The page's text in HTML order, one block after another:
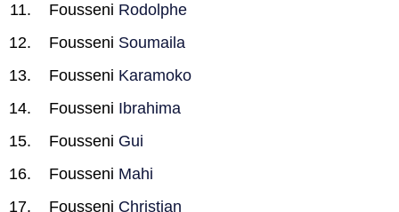
Fousseni Rodolphe
Fousseni Soumaila
Fousseni Karamoko
Fousseni Ibrahima
Fousseni Gui
Fousseni Mahi
Fousseni Christian